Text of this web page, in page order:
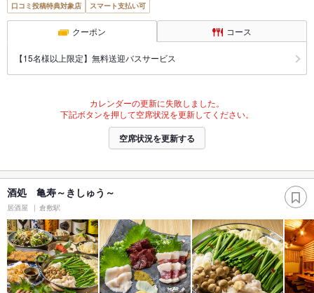
口コミ投稿特典対象店 スマート支払い可
クーポン コース
【15名様以上限定】無料送迎バスサービス
カレンダーの更新に失敗しました。
下記ボタンを押して空席状況を更新してください。
空席状況を更新する
酒処 亀寿～きしゅう～
居酒屋 倉敷駅